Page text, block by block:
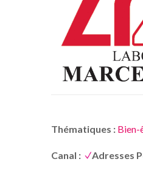
Thématiques : Bien-
Canal : Adresses